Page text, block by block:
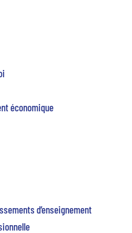
économique
d’enseignement